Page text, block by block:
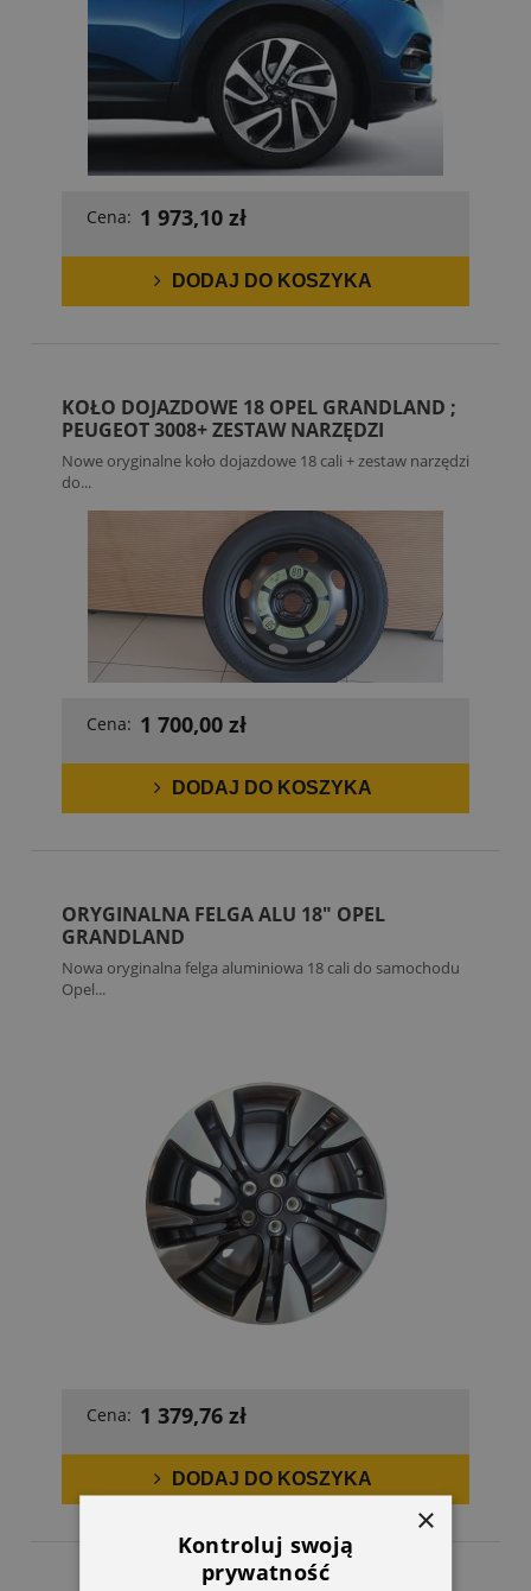
Cena: 1 973,10 zł
DODAJ DO KOSZYKA
KOŁO DOJAZDOWE 18 OPEL GRANDLAND ;
PEUGEOT 3008+ ZESTAW NARZĘDZI
Nowe oryginalne koło dojazdowe 18 cali + zestaw narzędzi
do...
Cena: 1 700,00 zł
DODAJ DO KOSZYKA
ORYGINALNA FELGA ALU 18" OPEL
GRANDLAND
Nowa oryginalna felga aluminiowa 18 cali do samochodu
Opel...
Cena: 1 379,76 zł
DODAJ DO KOSZYKA
×
Kontroluj swoją
prywatność